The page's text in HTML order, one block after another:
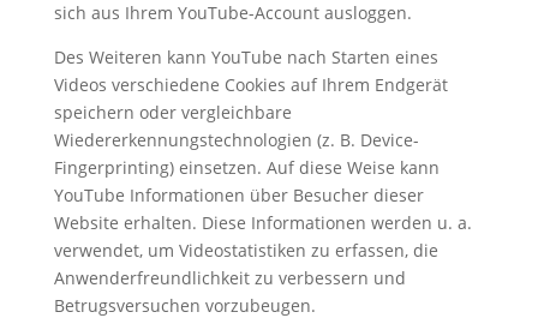
sich aus Ihrem YouTube-Account ausloggen.
Des Weiteren kann YouTube nach Starten eines
Videos verschiedene Cookies auf Ihrem Endgerät
speichern oder vergleichbare
Wiedererkennungstechnologien (z. B. Device-
Fingerprinting) einsetzen. Auf diese Weise kann
YouTube Informationen über Besucher dieser
Website erhalten. Diese Informationen werden u. a.
verwendet, um Videostatistiken zu erfassen, die
Anwenderfreundlichkeit zu verbessern und
Betrugsversuchen vorzubeugen.